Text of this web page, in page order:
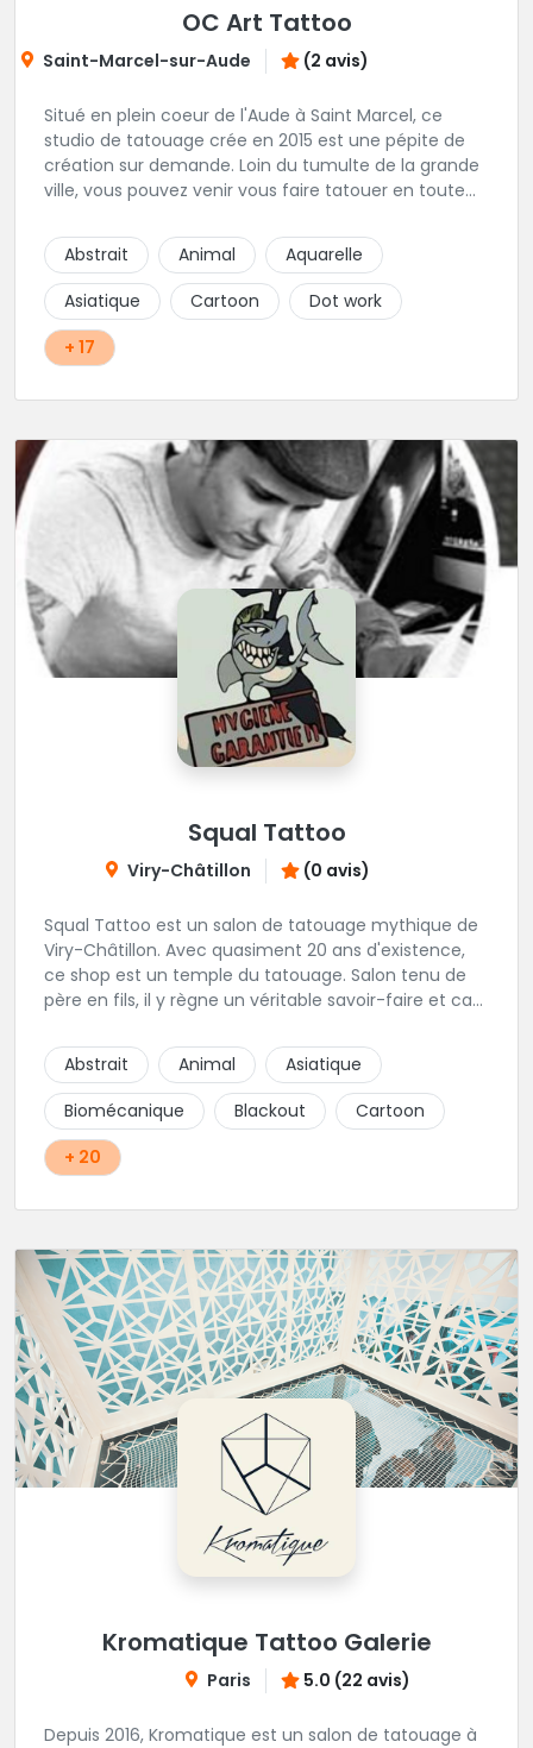
OC Art Tattoo
Saint-Marcel-sur-Aude (2 avis)
Situé en plein coeur de l'Aude à Saint Marcel, ce
studio de tatouage crée en 2015 est une pépite de
création sur demande. Loin du tumulte de la grande
ville, vous pouvez venir vous faire tatouer en toute
projet avec Alex. Une superbe adresse dans l'aude.
Abstrait Animal
Aquarelle
Asiatique
Cartoon
Dot work
+ 17
Squal Tattoo
Viry-Châtillon (0 avis)
Squal Tattoo est un salon de tatouage mythique de
Viry-Châtillon. Avec quasiment 20 ans d'existence,
ce shop est un temple du tatouage. Salon tenu de
père en fils, il y règne un véritable savoir-faire et ca
réalisés par les tatoueurs du shop. N'hésitez-plus,
Squal Tattoo est un véritable institution du tatouage
!!
Abstrait Animal
Asiatique
Biomécanique
Blackout
Cartoon
+ 20
Kromatique Tattoo Galerie
Paris 5.0 (22 avis)
Depuis 2016, Kromatique est un salon de tatouage à